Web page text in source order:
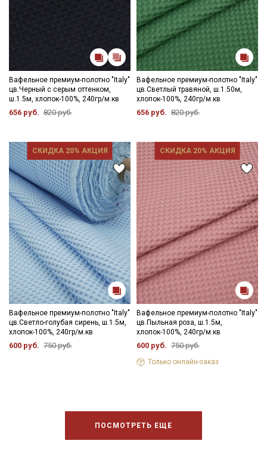
Вафельное премиум-полотно "Italy"
цв.Черный с серым оттенком,
ш.1.5м, хлопок-100%, 240гр/м.кв
656 руб. 820 руб.
Вафельное премиум-полотно "Italy"
цв.Светлый травяной, ш.1.50м,
хлопок-100%, 240гр/м.кв
656 руб. 820 руб.
СКИДКА 20% АКЦИЯ
Вафельное премиум-полотно "Italy"
цв.Светло-голубая сирень, ш.1.5м,
хлопок-100%, 240гр/м.кв
600 руб. 750 руб.
СКИДКА 20% АКЦИЯ
Вафельное премиум-полотно "Italy"
цв.Пыльная роза, ш.1.5м,
хлопок-100%, 240гр/м.кв
600 руб. 750 руб.
Только онлайн-заказ
ПОСМОТРЕТЬ ЕЩЕ
Подписаться
Ознакомлен(а) с
Политикой обработки персональных
ДаюСогласие на получение рекламных и
информационных рассылок